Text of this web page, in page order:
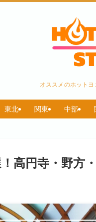
オススメのホット
東北 関東 中部
高円寺・野方